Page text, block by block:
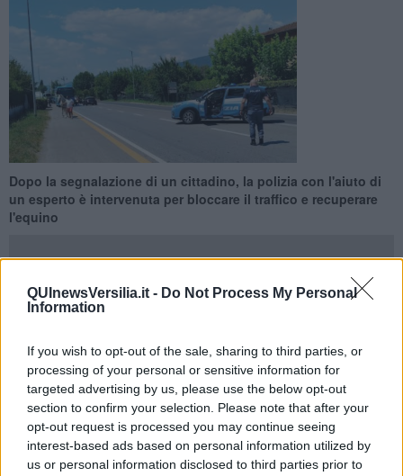
QUInewsVersilia.it - Do Not Process My Personal
Information
If you wish to opt-out of the sale, sharing to third parties, or
processing of your personal or sensitive information for
targeted advertising by us, please use the below opt-out
section to confirm your selection. Please note that after your
opt-out request is processed you may continue seeing
interest-based ads based on personal information utilized by
us or personal information disclosed to third parties prior to
Dopo la segnalazione di un cittadino, la polizia con l'aiuto di
un esperto è intervenuta per bloccare il traffico e recuperare
l'equino
mentre vagava lungo la strada. E' accaduto a Marina di Pietrasanta
dove, dopo la segnalazione di un cittadino, la polizia, con l'aiuto di
un esperto, è intervenuta per bloccare il traffico e recuperare
l'equino.
Il fatto è accaduto sabato 4 luglio. L'animale era stato notato
vagare lungo la strada, procedendo anche al galoppo. Una
pattuglia del Reparto Prevenzione Crimine della Polizia di Stato,